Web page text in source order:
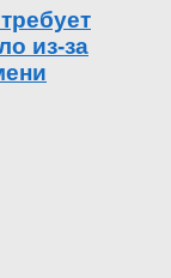
из-за